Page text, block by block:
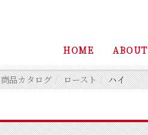
HOME ABOUT
商品カタログ ロースト ハイ